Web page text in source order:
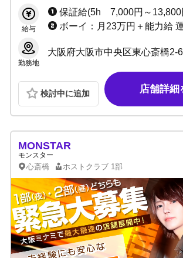
給与
保証給(5h 7,000円～13,800円)＋歩合給 ※バック率60～90%!! +功労金+ボーナス多数 （新人さんがとり
ボーイ：月23万円＋能力給 運営内勤：月30万
勤務地
検討中に追加 店舗詳細
MONSTAR
モンスター
心斎橋 ホストクラブ 1部